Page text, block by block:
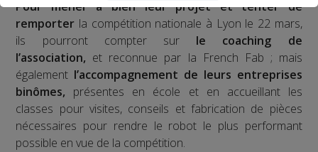
Pour mener à bien leur projet et tenter de
remporter la compétition nationale à Lyon le 22 mars,
ils pourront compter sur le coaching de
l’association, et reconnue par la French Fab ; mais
également l’accompagnement de leurs entreprises
binômes, présentes en école et en accueillant les
classes pour visites, conseils et fabrication de pièces
nécessaires pour rendre le robot le plus performant
possible en vue de la compétition.